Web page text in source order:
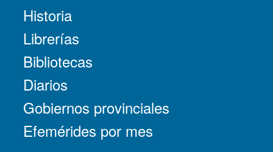
Historia
Librerías
Bibliotecas
Diarios
Gobiernos provinciales
Efemérides por mes